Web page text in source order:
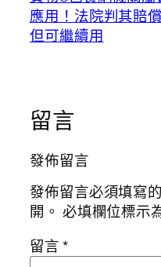
應用！法院判其賠
但可繼續用
留言
發佈留言
發佈留言必須填寫
開。 必填欄位標示
留言*